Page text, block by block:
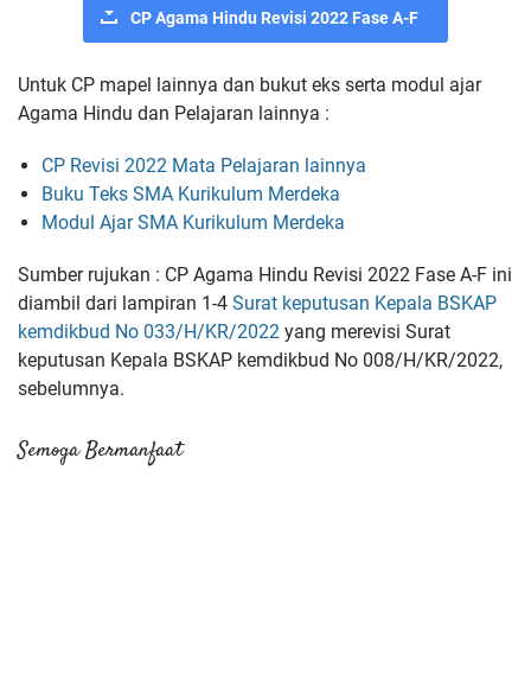
CP Agama Hindu Revisi 2022 Fase A-F
Untuk CP mapel lainnya dan bukut eks serta modul ajar
Agama Hindu dan Pelajaran lainnya :
CP Revisi 2022 Mata Pelajaran lainnya
Buku Teks SMA Kurikulum Merdeka
Modul Ajar SMA Kurikulum Merdeka
Sumber rujukan : CP Agama Hindu Revisi 2022 Fase A-F ini
diambil dari lampiran 1-4 Surat keputusan Kepala BSKAP
kemdikbud No 033/H/KR/2022 yang merevisi Surat
keputusan Kepala BSKAP kemdikbud No 008/H/KR/2022,
sebelumnya.
Semoga Bermanfaat